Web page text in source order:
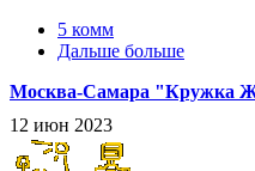
5 комм
Дальше больше
Москва-Самара "Кружка
12 июн 2023